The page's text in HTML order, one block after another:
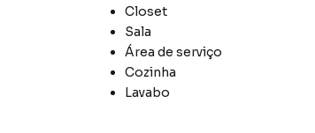
Closet
Sala
Área de serviço
Cozinha
Lavabo